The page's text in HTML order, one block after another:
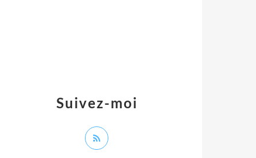
Suivez-moi